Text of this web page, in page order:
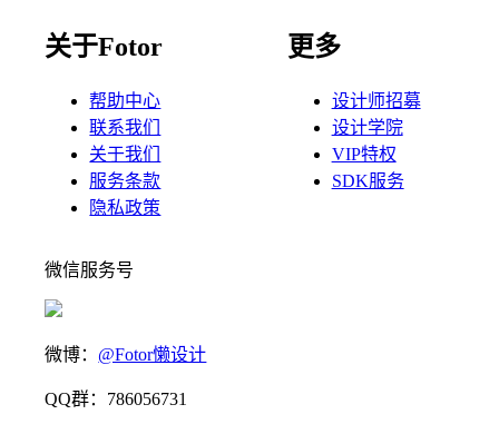
关于Fotor
帮助中心
联系我们
关于我们
服务条款
隐私政策
更多
设计师招募
设计学院
VIP特权
SDK服务
微信服务号
微博： @Fotor懒设计
QQ群：786056731